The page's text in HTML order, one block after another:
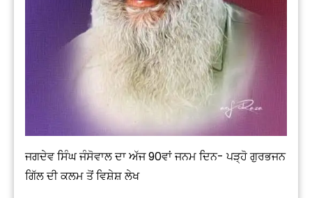
ਜਗਦੇਵ ਸਿੰਘ ਜੰਸੋਵਾਲ ਦਾ ਅੱਜ 90ਵਾਂ ਜਨਮ ਦਿਨ- ਪੜ੍ਹੋ ਗੁਰਭਜਨ
ਗਿੱਲ ਦੀ ਕਲਮ ਤੋਂ ਵਿਸ਼ੇਸ਼ ਲੇਖ